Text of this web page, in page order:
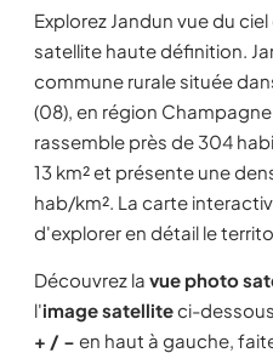
Explorez Jandun vue du
satellite haute définition.
commune rurale située
(08), en région
rassemble près de 304
13 km² et présente une
hab/km². La carte
d'explorer en détail le
Découvrez la vue photo
l'image satelliteci-
+ / − en haut à gauche,